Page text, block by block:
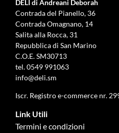
DELÌ di Andreani Deborah
Contrada del Pianello, 36
Contrada Omagnano, 14
Salita alla Rocca, 31
Repubblica di San Marino
C.O.E. SM30713
tel.0549 991063
info@deli.sm
Iscr. Registro e-commerce nr.
Link Utili
Termini e condizioni